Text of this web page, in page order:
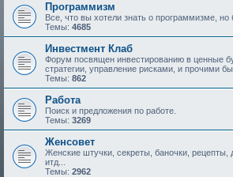
Программизм
Все, что вы хотели знать о программизме, но
Темы: 4685
Инвестмент Клаб
Форум посвящен инвестированию в ценные
стратегии, управление рисками, и прочими
Темы: 862
Работа
Поиск и предложения по работе.
Темы: 3269
Женсовет
Женские штучки, секреты, баночки, рецепты,
итд...
Темы: 2962